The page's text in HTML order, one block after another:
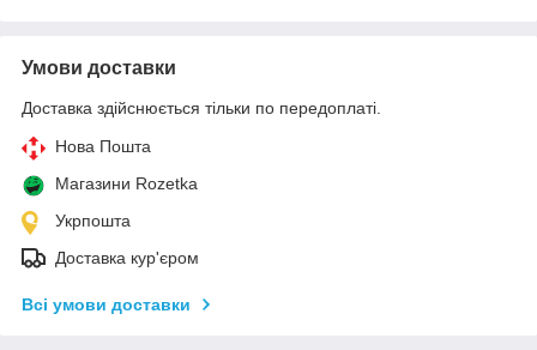
Умови доставки
Доставка здійснюється тільки по передоплаті.
Нова Пошта
Магазини Rozetka
Укрпошта
Доставка кур'єром
Всі умови доставки